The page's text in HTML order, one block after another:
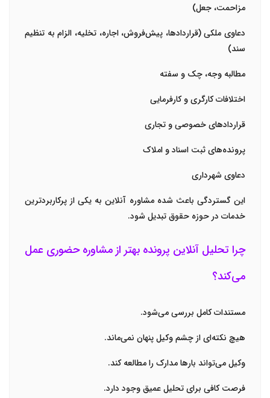
مزاحمت، جعل)
دعاوی ملکی (قراردادها، پیش‌فروش، اجاره، تخلیه، الزام به تنظیم
سند)
مطالبه وجه، چک و سفته
اختلافات کارگری و کارفرمایی
قراردادهای خصوصی و تجاری
پرونده‌های ثبت اسناد و املاک
دعاوی شهرداری
این گستردگی باعث شده مشاوره آنلاین به یکی از پرکاربردترین
خدمات در حوزه حقوق تبدیل شود.
چرا تحلیل آنلاین پرونده بهتر از مشاوره حضوری عمل
می‌کند؟
مستندات کامل بررسی می‌شود.
هیچ نکته‌ای از چشم وکیل پنهان نمی‌ماند.
وکیل می‌تواند بارها مدارک را مطالعه کند.
فرصت کافی برای تحلیل عمیق وجود دارد.